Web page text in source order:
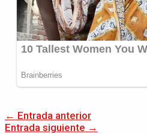
← Entrada anterior
Entrada siguiente →